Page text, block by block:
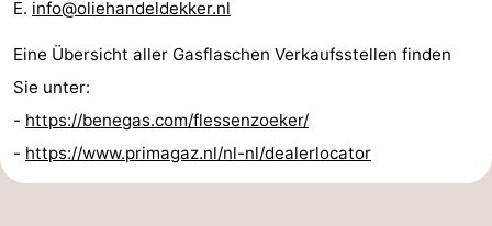
E. info@oliehandeldekker.nl
Eine Übersicht aller Gasflaschen Verkaufsstellen finden
Sie unter:
- https://benegas.com/flessenzoeker/
- https://www.primagaz.nl/nl-nl/dealerlocator